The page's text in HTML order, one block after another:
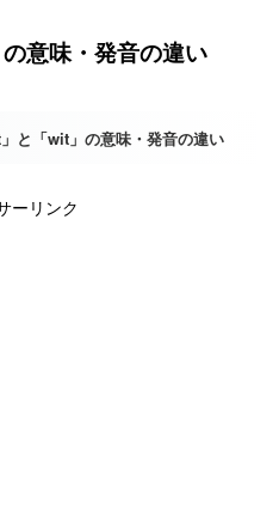
意味・発音の違い
」と「wit」の意味・発音の違い
ーリンク